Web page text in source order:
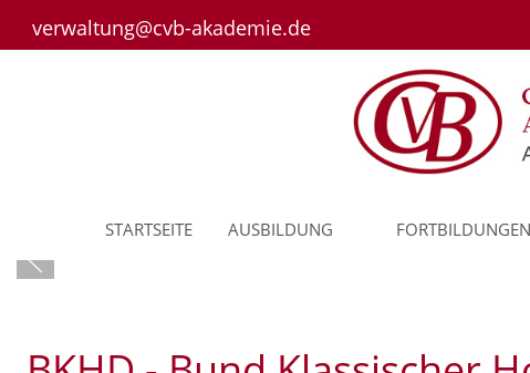
verwaltung@cvb-akademie.de
STARTSEITE AUSBILDUNG FORTBILDUNGEN